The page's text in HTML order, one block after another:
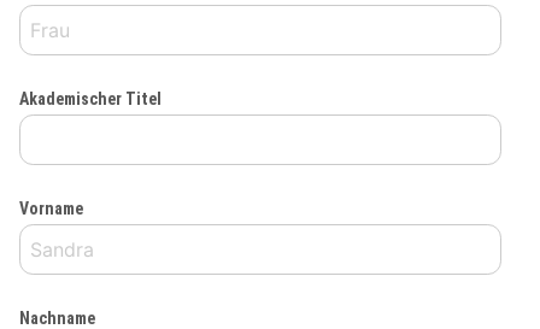
Akademischer Titel
Vorname
Nachname